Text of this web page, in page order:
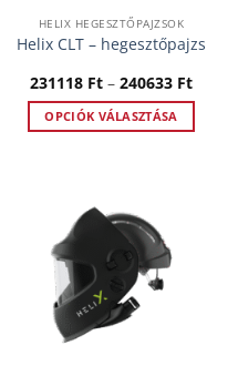
HELIX HEGESZTŐPAJZSOK
Helix CLT – hegesztőpajzs
231118 Ft – 240633 Ft
-
OPCIÓK VÁLASZTÁSA
több
variációja
van.
változatok
a